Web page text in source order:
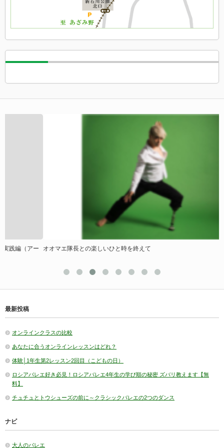
オオマエ隊長との楽しいひと時を終えて
最新投稿
オンラインクラスの比較
あなたに合うオンラインレッスンはどれ？
体験│1年生第2レッスン2回目（こどもの日）
ロシアバレエ好き必見！ロシアバレエ4年生の学び順の秘密 ズバリ教えます【無
料】
チュチュとトウシューズの前に～クラシックバレエの2つのダンス
ナビ
大人のバレエ